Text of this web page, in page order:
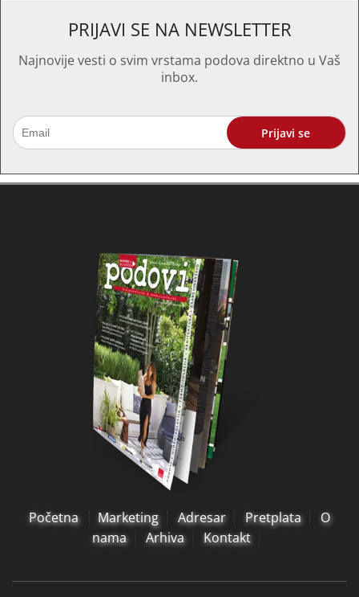
PRIJAVI SE NA NEWSLETTER
Najnovije vesti o svim vrstama podova direktno u Vaš
inbox.
Početna Marketing Adresar Pretplata
O
nama
Arhiva Kontakt